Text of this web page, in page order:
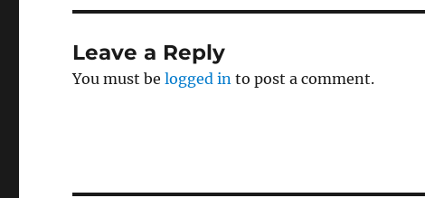
Leave a Reply
You must belogged in to post a comment.